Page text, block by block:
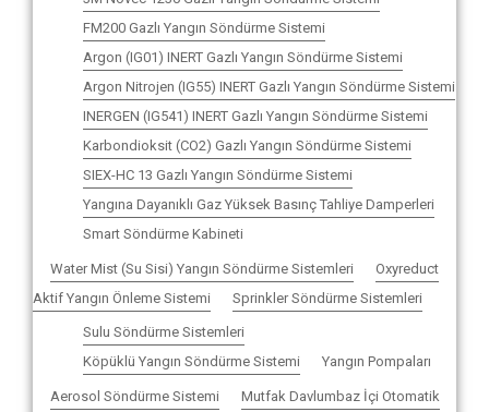
FM200 Gazlı Yangın Söndürme Sistemi
Argon (IG01) INERT Gazlı Yangın Söndürme Sistemi
Argon Nitrojen (IG55) INERT Gazlı Yangın Söndürme Sistemi
INERGEN (IG541) INERT Gazlı Yangın Söndürme Sistemi
Karbondioksit (CO2) Gazlı Yangın Söndürme Sistemi
SIEX-HC 13 Gazlı Yangın Söndürme Sistemi
Yangına Dayanıklı Gaz Yüksek Basınç Tahliye Damperleri
Smart Söndürme Kabineti
Water Mist (Su Sisi) Yangın Söndürme Sistemleri
Oxyreduct
Aktif Yangın Önleme Sistemi
Sprinkler Söndürme Sistemleri
Sulu Söndürme Sistemleri
Köpüklü Yangın Söndürme Sistemi
Yangın Pompaları
Aerosol Söndürme Sistemi
Mutfak Davlumbaz İçi Otomatik